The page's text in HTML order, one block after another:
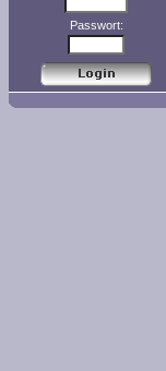
Passwort: